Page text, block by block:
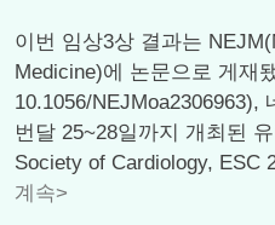
이번 임상3상 결과는
Medicine)에 논문으로 게재
10.1056/NEJMoa2306963),
번달 25~28일까지 개최된
Society of Cardiology, ESC
계속>